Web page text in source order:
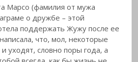
Марсо (фамилия от мужа
о дружбе – этой
поддержать Жужу после ее
что, мол, некоторые
уходят, словно поры года, а